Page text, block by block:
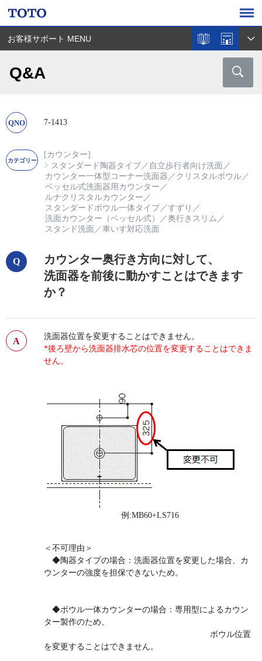
お客様サポート MENU
Q&A
7-1413
[カウンター]
スタンダード陶器タイプ／ 自立歩行者向け洗面 ／
カウンター一体型コーナー洗面器 ／ クリスタルボウル／
ベッセル式洗面器用カウンター ／
ルナクリスタルカウンター ／
スタンダードボウル一体タイプ／すずり ／
洗面カウンター（ベッセル式）
／奥行きスリム ／
スタンド洗面 ／車いす対応洗面
カウンター奥行き方向に対して、
洗面器を前後に動かすことはできます
か？
洗面器位置を変更することはできません。
*後ろ壁から洗面器排水芯の位置を変更することはできま
せん。
例:MB60+LS716
＜不可理由＞
◆陶器タイプの場合：洗面器位置を変更した場合、カ
ウンターの強度を担保できないため。
◆ボウル一体カウンターの場合：専用型によるカウン
ター製作のため、
ボウル位置
を変更することはできません。